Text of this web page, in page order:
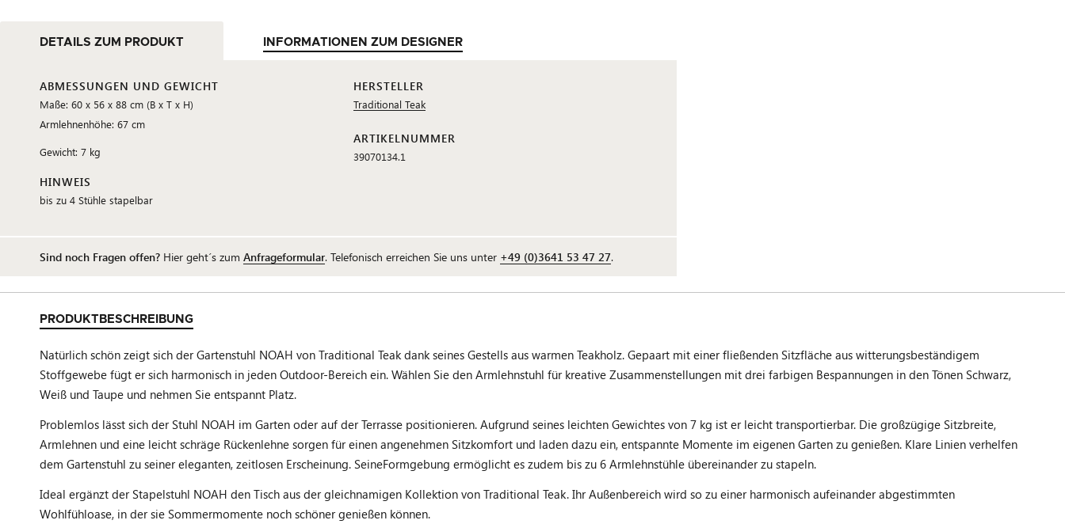
DETAILS ZUM PRODUKT INFORMATIONEN ZUM DESIGNER
ABMESSUNGEN UND GEWICHT
Maße: 60 x 56 x 88 cm (B x T x H)
Armlehnenhöhe: 67 cm
Gewicht: 7 kg
HINWEIS
bis zu 4 Stühle stapelbar
HERSTELLER
Traditional Teak
ARTIKELNUMMER
39070134.1
Sind noch Fragen offen? Hier geht´s zum Anfrageformular. Telefonisch erreichen Sie uns unter +49 (0)3641 53 47 27.
PRODUKTBESCHREIBUNG
Natürlich schön zeigt sich der Gartenstuhl NOAH von Traditional Teak dank seines Gestells aus warmen Teakholz. Gepaart mit einer fließenden Sitzfläche aus witterungsbeständigem
Stoffgewebe fügt er sich harmonisch in jeden Outdoor-Bereich ein. Wählen Sie den Armlehnstuhl für kreative Zusammenstellungen mit drei farbigen Bespannungen in den Tönen Schwarz,
Weiß und Taupe und nehmen Sie entspannt Platz.
Problemlos lässt sich der Stuhl NOAH im Garten oder auf der Terrasse positionieren. Aufgrund seines leichten Gewichtes von 7 kg ist er leicht transportierbar. Die großzügige Sitzbreite,
Armlehnen und eine leicht schräge Rückenlehne sorgen für einen angenehmen Sitzkomfort und laden dazu ein, entspannte Momente im eigenen Garten zu genießen. Klare Linien verhelfen
dem Gartenstuhl zu seiner eleganten, zeitlosen Erscheinung. SeineFormgebung ermöglicht es zudem bis zu 6 Armlehnstühle übereinander zu stapeln.
Ideal ergänzt der Stapelstuhl NOAH den Tisch aus der gleichnamigen Kollektion von Traditional Teak. Ihr Außenbereich wird so zu einer harmonisch aufeinander abgestimmten
Wohlfühloase, in der sie Sommermomente noch schöner genießen können.